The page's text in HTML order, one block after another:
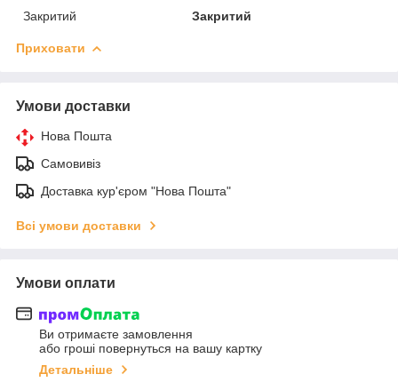
Закритий
Закритий
Приховати
Умови доставки
Нова Пошта
Самовивіз
Доставка кур'єром "Нова Пошта"
Всі умови доставки
Умови оплати
Ви отримаєте замовлення
або гроші повернуться на вашу картку
Детальніше